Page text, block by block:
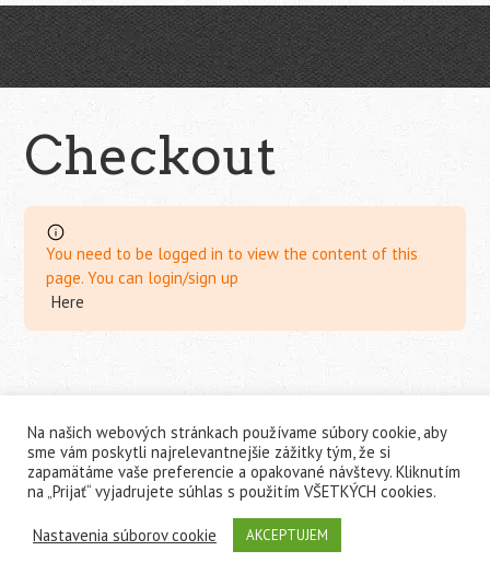
Checkout
You need to be logged in to view the content of this
page. You can login/sign up
Here
reality21
Na našich webových stránkach používame súbory cookie, aby
sme vám poskytli najrelevantnejšie zážitky tým, že si
zapamätáme vaše preferencie a opakované návštevy. Kliknutím
na „Prijať“ vyjadrujete súhlas s použitím VŠETKÝCH cookies.
Nastavenia súborov cookie AKCEPTUJEM